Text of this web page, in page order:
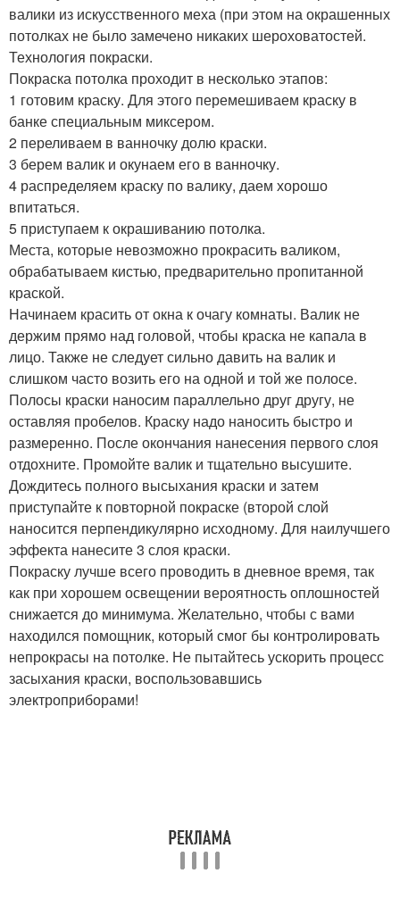
валики из искусственного меха (при этом на окрашенных
потолках не было замечено никаких шероховатостей.
Технология покраски.
Покраска потолка проходит в несколько этапов:
1 готовим краску. Для этого перемешиваем краску в
банке специальным миксером.
2 переливаем в ванночку долю краски.
3 берем валик и окунаем его в ванночку.
4 распределяем краску по валику, даем хорошо
впитаться.
5 приступаем к окрашиванию потолка.
Места, которые невозможно прокрасить валиком,
обрабатываем кистью, предварительно пропитанной
краской.
Начинаем красить от окна к очагу комнаты. Валик не
держим прямо над головой, чтобы краска не капала в
лицо. Также не следует сильно давить на валик и
слишком часто возить его на одной и той же полосе.
Полосы краски наносим параллельно друг другу, не
оставляя пробелов. Краску надо наносить быстро и
размеренно. После окончания нанесения первого слоя
отдохните. Промойте валик и тщательно высушите.
Дождитесь полного высыхания краски и затем
приступайте к повторной покраске (второй слой
наносится перпендикулярно исходному. Для наилучшего
эффекта нанесите 3 слоя краски.
Покраску лучше всего проводить в дневное время, так
как при хорошем освещении вероятность оплошностей
снижается до минимума. Желательно, чтобы с вами
находился помощник, который смог бы контролировать
непрокрасы на потолке. Не пытайтесь ускорить процесс
засыхания краски, воспользовавшись
электроприборами!